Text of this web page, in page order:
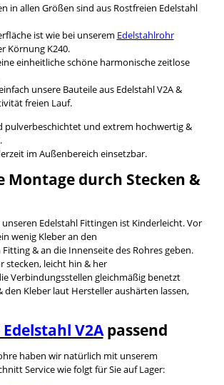
in allen Größen sind aus Rostfreien Edelstahl
ist wie bei unserem Edelstahlrohr
Körnung K240.
einheitliche schöne harmonische zeitlose
unsere Bauteile aus Edelstahl V2A &
freien Lauf.
pulverbeschichtet und extrem hochwertig &
im Außenbereich einsetzbar.
Montage durch Stecken &
Edelstahl Fittingen ist Kinderleicht. Vor
wenig Kleber an den
& an die Innenseite des Rohres geben.
stecken, leicht hin & her
Verbindungsstellen gleichmäßig benetzt
den Kleber laut Hersteller aushärten lassen,
V2Apassend
haben wir natürlich mit unserem
Service wie folgt für Sie auf Lager: